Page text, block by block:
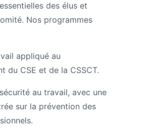
des élus et
Nos programmes
appliqué au
du CSE et de la CSSCT.
au travail, avec une
sur la prévention des